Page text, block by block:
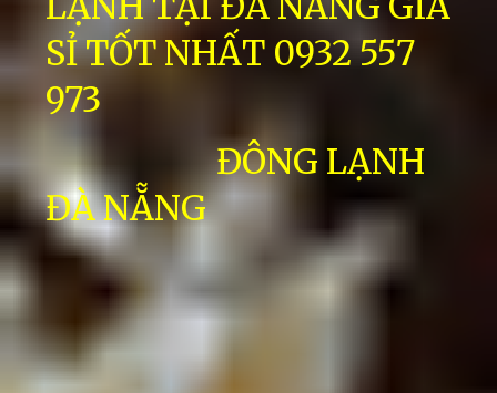
SỈ TỐT NHẤT 0932 557
973
ĐÔNG LẠNH
ĐÀ NẴNG